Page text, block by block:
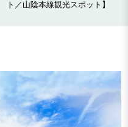
ト／山陰本線観光スポット】